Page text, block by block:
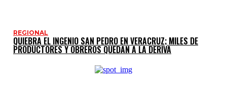
REGIONAL
QUIEBRA EL INGENIO SAN PEDRO EN VERACRUZ; MILES DE
PRODUCTORES Y OBREROS QUEDAN A LA DERIVA